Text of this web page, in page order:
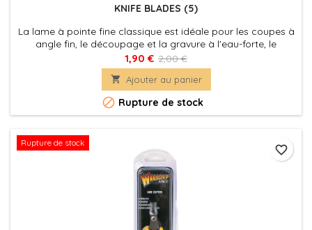
KNIFE BLADES (5)
La lame à pointe fine classique est idéale pour les coupes à
angle fin, le découpage et la gravure à l'eau-forte, le
perçage, l'écaillage, le grattage, le griffage et la taille. Ces
lames fonctionnent avec une variété de matériaux: papier,
carton, plastique, balsa et feuilles. Idéal pour les artisans,
modélisateurs et professionnels
1,90 € 2,00 €
 Ajouter au panier
 Rupture de stock
Rupture de stock
favorite_border